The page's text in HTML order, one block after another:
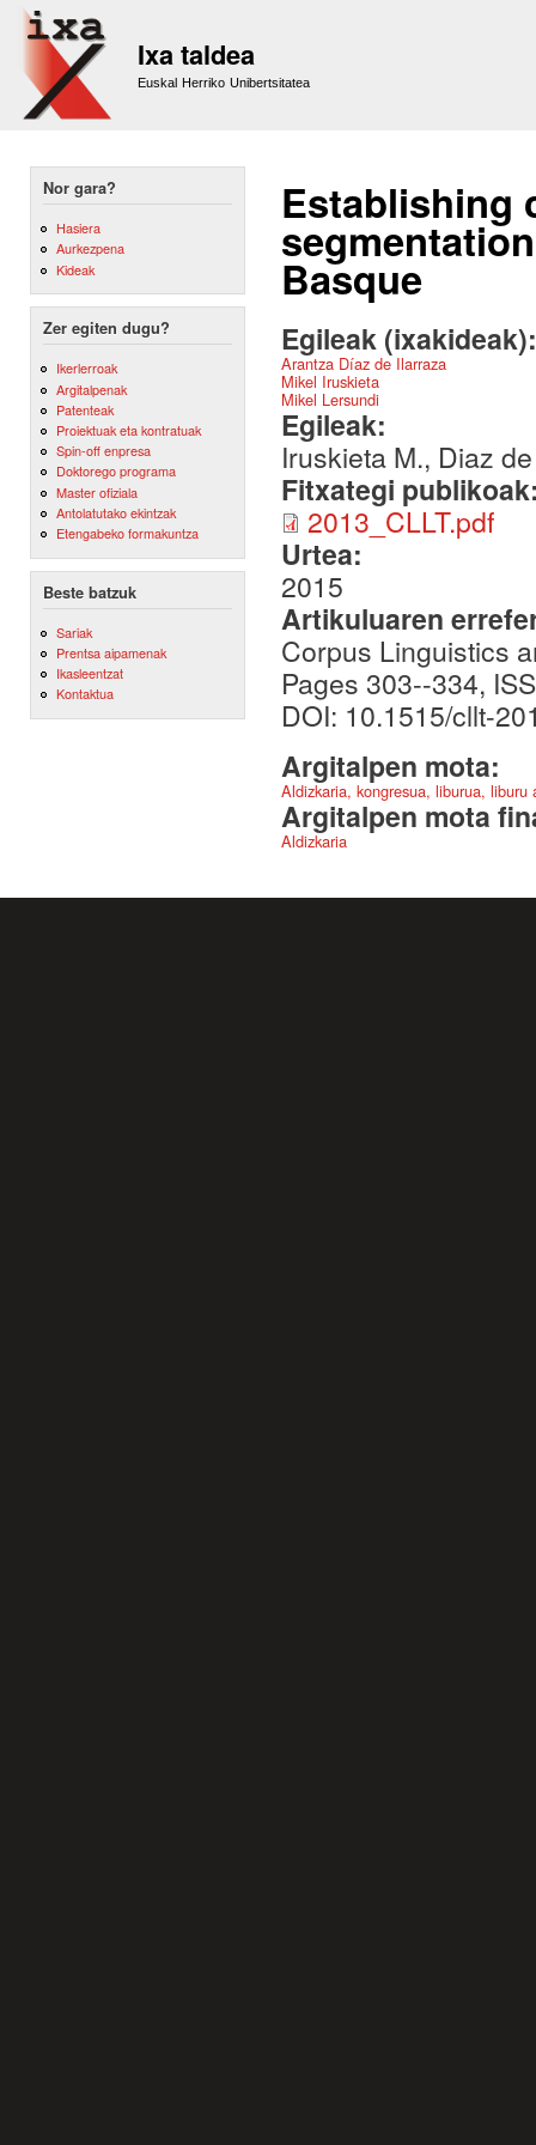
Ixa taldea
Euskal Herriko Unibertsitatea
Nor gara?
Hasiera
Aurkezpena
Kideak
Zer egiten dugu?
Ikerlerroak
Argitalpenak
Patenteak
Proiektuak eta kontratuak
Spin-off enpresa
Doktorego programa
Master ofiziala
Antolatutako ekintzak
Etengabeko formakuntza
Beste batzuk
Sariak
Prentsa aipamenak
Ikasleentzat
Kontaktua
Establishing
Basque
Egileak
Arantza Díaz de Ilarraza
Mikel Iruskieta
Mikel Lersundi
Egileak:
Iruskieta M., Diaz
Fitxategi
2013_CLLT.pdf
Urtea:
2015
Artikuluaren
Corpus Linguistics
Pages 303--334,
DOI: 10.1515/cllt-
Argitalpen mota:
Aldizkaria, kongresua, liburua,
Argitalpen mota
Aldizkaria